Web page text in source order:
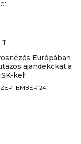
Európában
ajándékokat a
kel!
24.